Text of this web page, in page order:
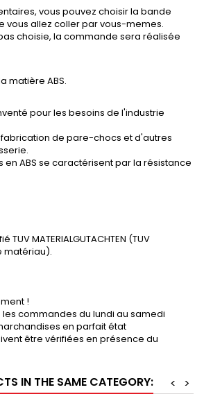
vous pouvez choisir la bande
vous allez coller par vous-memes.
choisie, la commande sera réalisée
matière ABS.
pour les besoins de l'industrie
fabrication de pare-chocs et d'autres
en ABS se caractérisent par la résistance
MATERIALGUTACHTEN (TUV
matériau).
!
les commandes du lundi au samedi
en parfait état
être vérifiées en présence du
IN THE SAME CATEGORY: >
<